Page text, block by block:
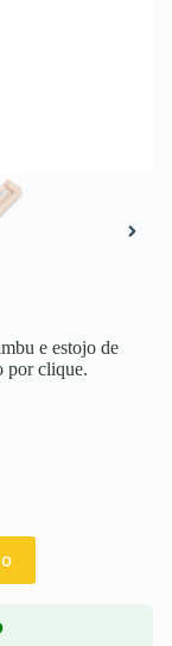
e estojo de
por clique.